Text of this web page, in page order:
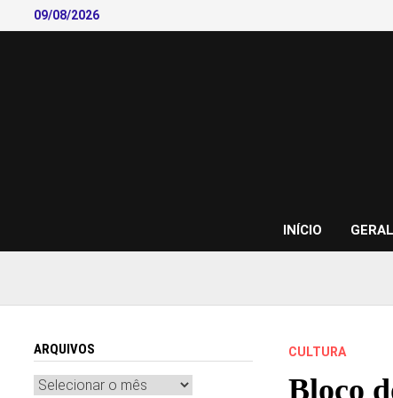
to
09/08/2026
INÍCIO GERAL
CULTURA
Bloco
ARQUIVOS
Arquivos